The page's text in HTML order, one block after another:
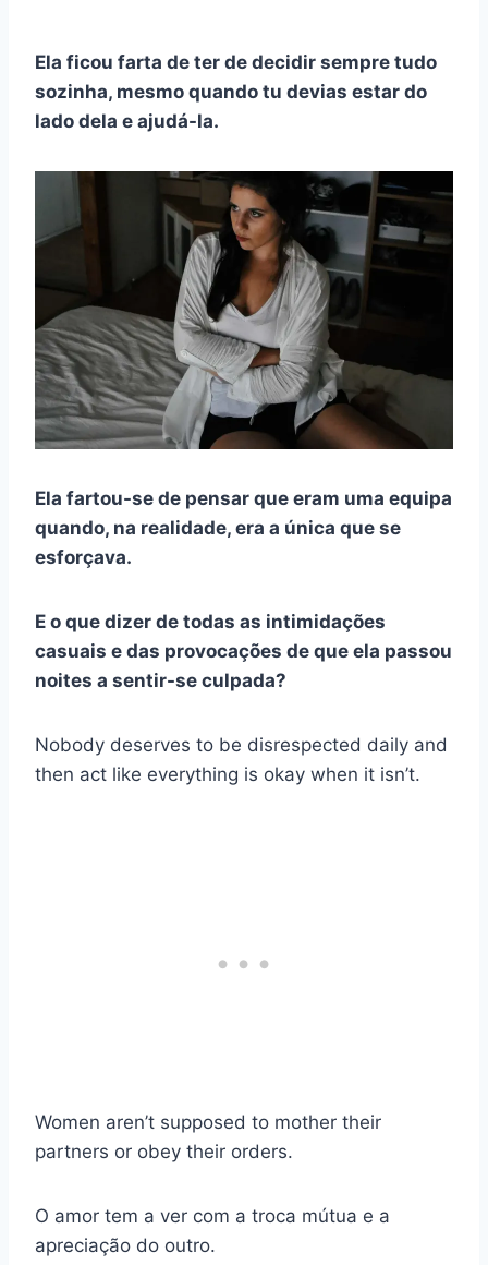
Ela ficou farta de ter de decidir sempre tudo
sozinha, mesmo quando tu devias estar do
lado dela e ajudá-la.
Ela fartou-se de pensar que eram uma equipa
quando, na realidade, era a única que se
esforçava.
E o que dizer de todas as intimidações
casuais e das provocações de que ela passou
noites a sentir-se culpada?
Nobody deserves to be disrespected daily and
then act like everything is okay when it isn’t.
Women aren’t supposed to mother their
partners or obey their orders.
O amor tem a ver com a troca mútua e a
apreciação do outro.